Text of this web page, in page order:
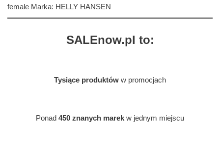
female Marka: HELLY HANSEN
SALEnow.pl to:
Tysiące produktów w promocjach
Ponad 450 znanych marek w jednym miejscu